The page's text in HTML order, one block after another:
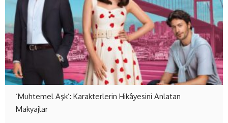
‘Muhtemel Aşk’: Karakterlerin Hikâyesini Anlatan
Makyajlar